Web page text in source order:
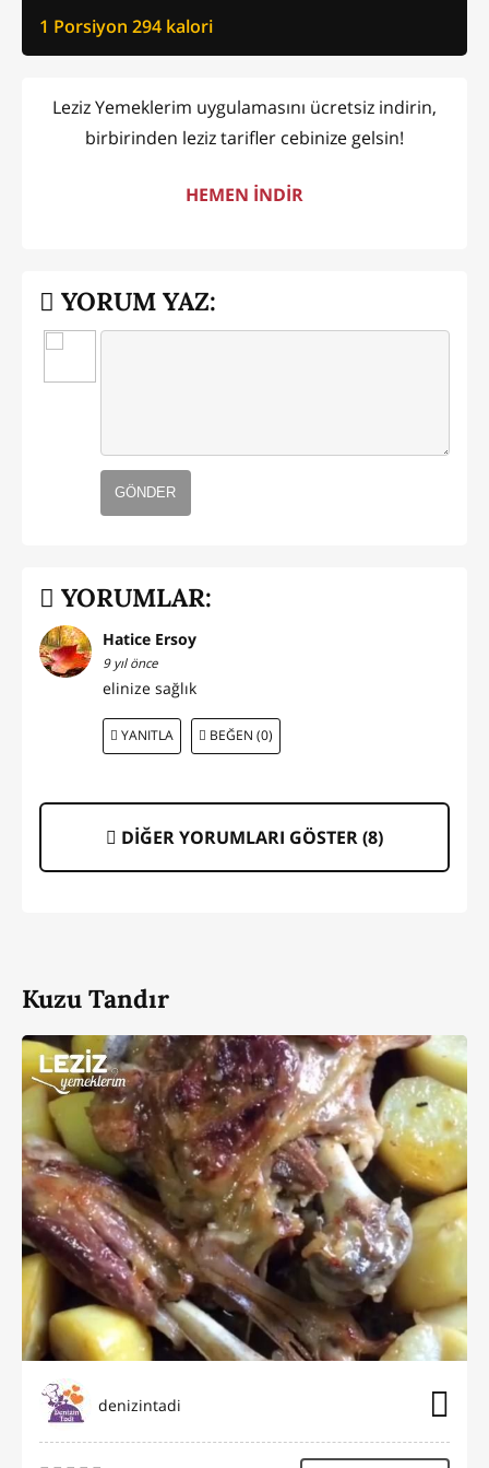
1 Porsiyon 294 kalori
Leziz Yemeklerim uygulamasını ücretsiz indirin,
birbirinden leziz tarifler cebinize gelsin!
HEMEN İNDİR
YORUM YAZ:
GÖNDER
YORUMLAR:
Hatice Ersoy
9 yıl önce
elinize sağlık
YANITLA BEĞEN (0)
DİĞER YORUMLARI GÖSTER (8)
Kuzu Tandır
denizintadi